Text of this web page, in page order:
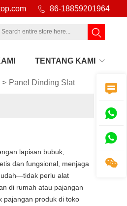
 86-18859201964
TENTANG KAMI
> Panel Dinding Slat
lapisan bubuk,
dan fungsional, menjaga
perlu alat
di rumah atau pajangan
pajangan produk di toko



